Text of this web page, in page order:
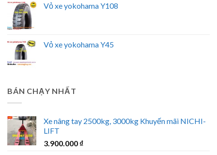
Vỏ xe yokohama Y108
Vỏ xe yokohama Y45
BÁN CHẠY NHẤT
Xe nâng tay 2500kg, 3000kg Khuyến mãi NICHI-
LIFT
3.900.000 ₫